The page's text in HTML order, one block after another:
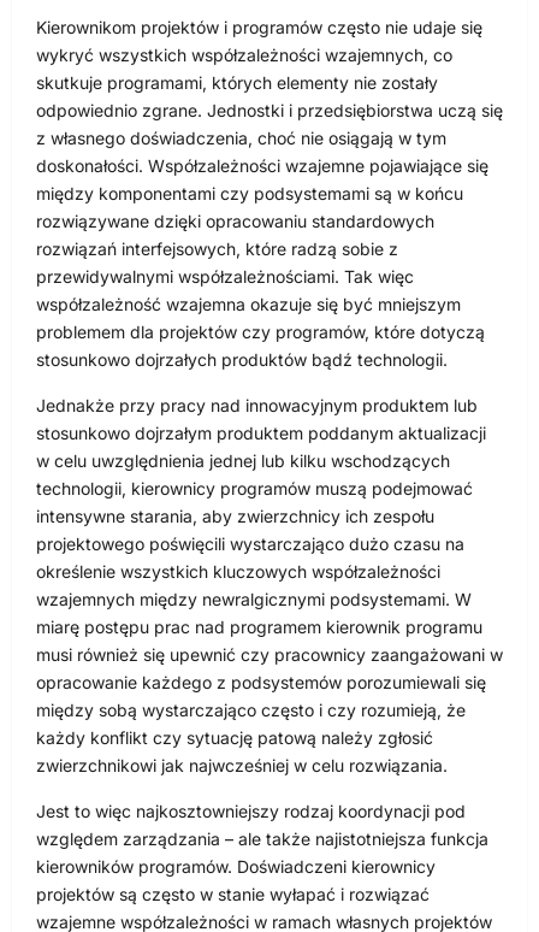
Kierownikom projektów i programów często nie udaje się
wykryć wszystkich współzależności wzajemnych, co
skutkuje programami, których elementy nie zostały
odpowiednio zgrane. Jednostki i przedsiębiorstwa uczą się
z własnego doświadczenia, choć nie osiągają w tym
doskonałości. Współzależności wzajemne pojawiające się
między komponentami czy podsystemami są w końcu
rozwiązywane dzięki opracowaniu standardowych
rozwiązań interfejsowych, które radzą sobie z
przewidywalnymi współzależnościami. Tak więc
współzależność wzajemna okazuje się być mniejszym
problemem dla projektów czy programów, które dotyczą
stosunkowo dojrzałych produktów bądź technologii.
Jednakże przy pracy nad innowacyjnym produktem lub
stosunkowo dojrzałym produktem poddanym aktualizacji
w celu uwzględnienia jednej lub kilku wschodzących
technologii, kierownicy programów muszą podejmować
intensywne starania, aby zwierzchnicy ich zespołu
projektowego poświęcili wystarczająco dużo czasu na
określenie wszystkich kluczowych współzależności
wzajemnych między newralgicznymi podsystemami. W
miarę postępu prac nad programem kierownik programu
musi również się upewnić czy pracownicy zaangażowani w
opracowanie każdego z podsystemów porozumiewali się
między sobą wystarczająco często i czy rozumieją, że
każdy konflikt czy sytuację patową należy zgłosić
zwierzchnikowi jak najwcześniej w celu rozwiązania.
Jest to więc najkosztowniejszy rodzaj koordynacji pod
względem zarządzania – ale także najistotniejsza funkcja
kierowników programów. Doświadczeni kierownicy
projektów są często w stanie wyłapać i rozwiązać
wzajemne współzależności w ramach własnych projektów